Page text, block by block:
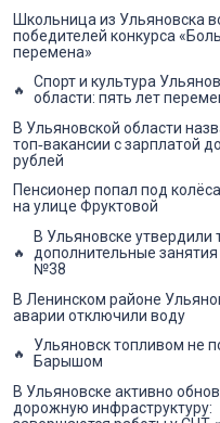
Школьница из Ульяновска
победителей конкурса
перемена»
Спорт и культура
области: пять лет
В Ульяновской области
топ‑вакансии с зарплатой
рублей
Пенсионер попал под
на улице Фруктовой
В Ульяновске утвердили
дополнительные
№38
В Ленинском районе
аварии отключили воду
Ульяновск топливом не
Барышом
В Ульяновске активно
дорожную инфраструктуру: